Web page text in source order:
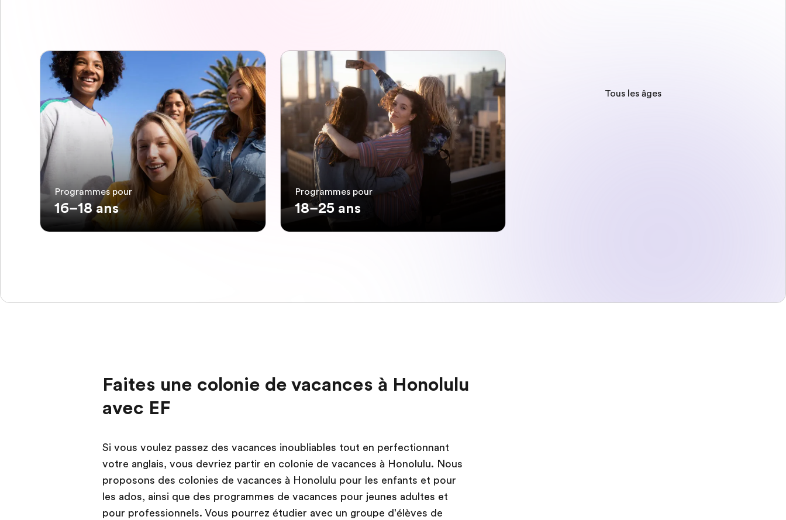
Programmes pour
16–18 ans
Programmes pour
18–25 ans
Tous les âges
Faites une colonie de vacances à Honolulu
avec EF
Si vous voulez passez des vacances inoubliables tout en perfectionnant
votre anglais, vous devriez partir en colonie de vacances à Honolulu. Nous
proposons des colonies de vacances à Honolulu pour les enfants et pour
les ados, ainsi que des programmes de vacances pour jeunes adultes et
pour professionnels. Vous pourrez étudier avec un groupe d'élèves de